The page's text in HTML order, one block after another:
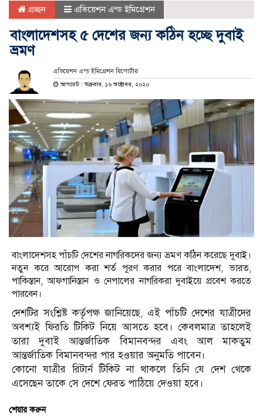
প্রচ্ছদ এভিয়েশন এন্ড ইমিগ্রেশন
বাংলাদেশসহ ৫ দেশের জন্য কঠিন হচ্ছে দুবাই
ভ্রমণ
এভিয়েশন এন্ড ইমিগ্রেশন রিপোর্টার
আপডেট : শুক্রবার, ১৬ অক্টোবর, ২০২০
বাংলাদেশসহ পাঁচটি দেশের নাগরিকদের জন্য ভ্রমণ কঠিন করেছে দুবাই।
নতুন করে আরোপ করা শর্ত পূরণ করার পরে বাংলাদেশ, ভারত,
পাকিস্তান, আফগানিস্তান ও নেপালের নাগরিকরা দুবাইয়ে প্রবেশ করতে
পারবেন।
দেশটির সংশ্লিষ্ট কর্তৃপক্ষ জানিয়েছে, এই পাঁচটি দেশের যাত্রীদের
অবশ্যই ফিরতি টিকিট নিয়ে আসতে হবে। কেবলমাত্র তাহলেই
তারা দুবাই আন্তর্জাতিক বিমানবন্দর এবং আল মাকতুম
আন্তর্জাতিক বিমানবন্দর পার হওয়ার অনুমতি পাবেন।
কোনো যাত্রীর রিটার্ন টিকিট না থাকলে তিনি যে দেশ থেকে
এসেছেন তাকে সে দেশে ফেরত পাঠিয়ে দেওয়া হবে।
শেয়ার করুন